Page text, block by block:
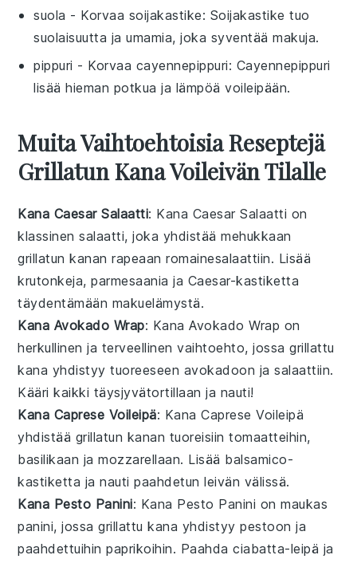
suola - Korvaa soijakastike: Soijakastike tuo
suolaisuutta ja umamia, joka syventää makuja.
pippuri - Korvaa cayennepippuri: Cayennepippuri
lisää hieman potkua ja lämpöä voileipään.
Muita Vaihtoehtoisia Reseptejä
Grillatun Kana Voileivän Tilalle
Kana Caesar Salaatti: Kana Caesar Salaatti on
klassinensalaatti, joka yhdistää mehukkaan
grillatun kanan rapeaanromainesalaattiin. Lisää
krutonkeja,parmesaania ja Caesar-kastiketta
täydentämään makuelämystä.
Kana Avokado Wrap: Kana Avokado Wrap on
herkullinen ja terveellinen vaihtoehto, jossagrillattu
kana yhdistyytuoreeseen avokadoon jasalaattiin.
Kääri kaikki täysjyvätortillaan ja nauti!
Kana Caprese Voileipä: Kana Caprese Voileipä
yhdistää grillatun kanan tuoreisiin tomaatteihin,
basilikaan jamozzarellaan. Lisää balsamico-
kastiketta ja nautipaahdetun leivän välissä.
Kana Pesto Panini: Kana Pesto Panini on maukas
panini, jossagrillattu kana yhdistyypestoon ja
paahdettuihin paprikoihin. Paahdaciabatta-leipä ja